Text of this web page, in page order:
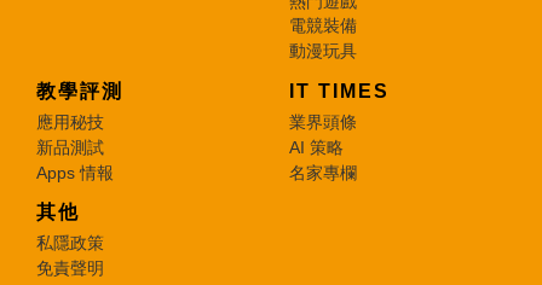
電競裝備
動漫玩具
教學評測
應用秘技
新品測試
Apps 情報
IT TIMES
業界頭條
AI 策略
名家專欄
其他
私隱政策
免責聲明